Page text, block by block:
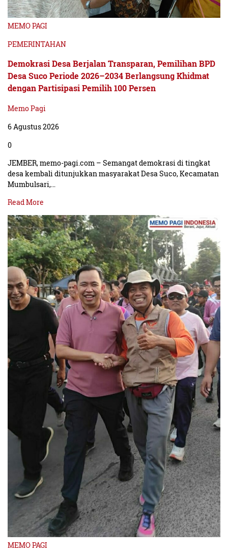
MEMO PAGI
PEMERINTAHAN
Demokrasi Desa Berjalan Transparan, Pemilihan BPD
Desa Suco Periode 2026–2034 Berlangsung Khidmat
dengan Partisipasi Pemilih 100 Persen
Memo Pagi
6 Agustus 2026
0
JEMBER, memo-pagi.com – Semangat demokrasi di tingkat
desa kembali ditunjukkan masyarakat Desa Suco, Kecamatan
Mumbulsari,…
Read More
MEMO PAGI